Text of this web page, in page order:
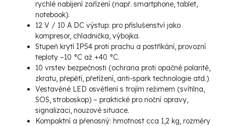
rychlé nabíjení zařízení (např. smartphone, tablet,
notebook).
12 V / 10 A DC výstup: pro příslušenství jako
kompresor, chladnička, výbojka.
Stupeň krytí IP54 proti prachu a postříkání, provozní
teploty –10 °C až +40 °C.
10 vrstev bezpečnosti (ochrana proti opačné polaritě,
zkratu, přepětí, přetížení, anti-spark technologie atd.)
Vestavěné LED osvětlení s trojím režimem (svítilna,
SOS, stroboskop) – praktické pro noční opravy,
signalizaci, nouzové situace.
Kompaktní a přenosný: hmotnost cca 1,2 kg, rozměry